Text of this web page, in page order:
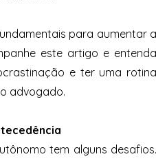
para aumentar a
este artigo e entenda
e ter uma rotina
advogado.
tem alguns desafios.